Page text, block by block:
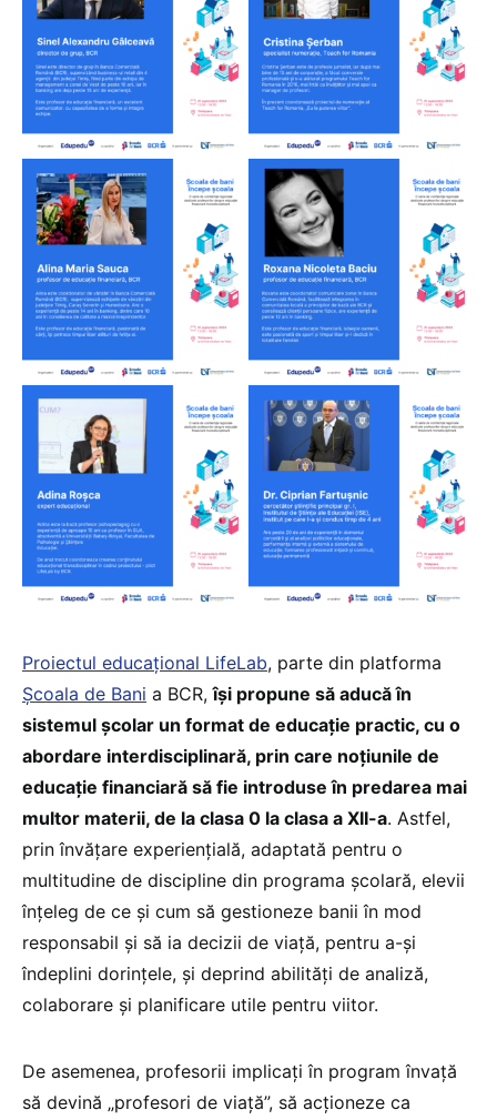
Proiectul educațional LifeLab, parte din platforma
Școala de Bani a BCR,își propune să aducă în
sistemul școlar un format de educație practic, cu o
abordare interdisciplinară, prin care noțiunile de
educație financiară să fie introduse în predarea mai
multor materii, de la clasa 0 la clasa a XII-a. Astfel,
prin învățare experiențială, adaptată pentru o
multitudine de discipline din programa școlară, elevii
înțeleg de ce și cum să gestioneze banii în mod
responsabil și să ia decizii de viață, pentru a-și
îndeplini dorințele, și deprind abilități de analiză,
colaborare și planificare utile pentru viitor.
De asemenea, profesorii implicați în program învață
să devină „profesori de viață”, să acționeze ca